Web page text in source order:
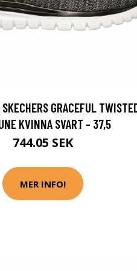
GRACEFUL
KVINNA SVART - 37,5
744.05 SEK
MER INFO!